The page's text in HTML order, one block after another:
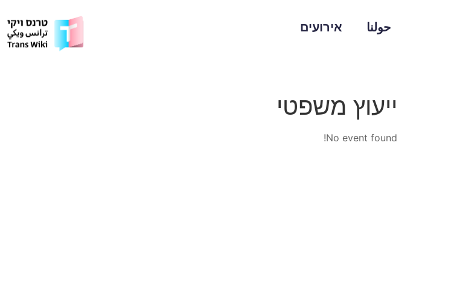
حولنا אירועים
ייעוץ משפטי
No event found!